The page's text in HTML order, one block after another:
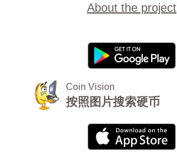
About the project
Coin Vision
按照图片搜索硬币